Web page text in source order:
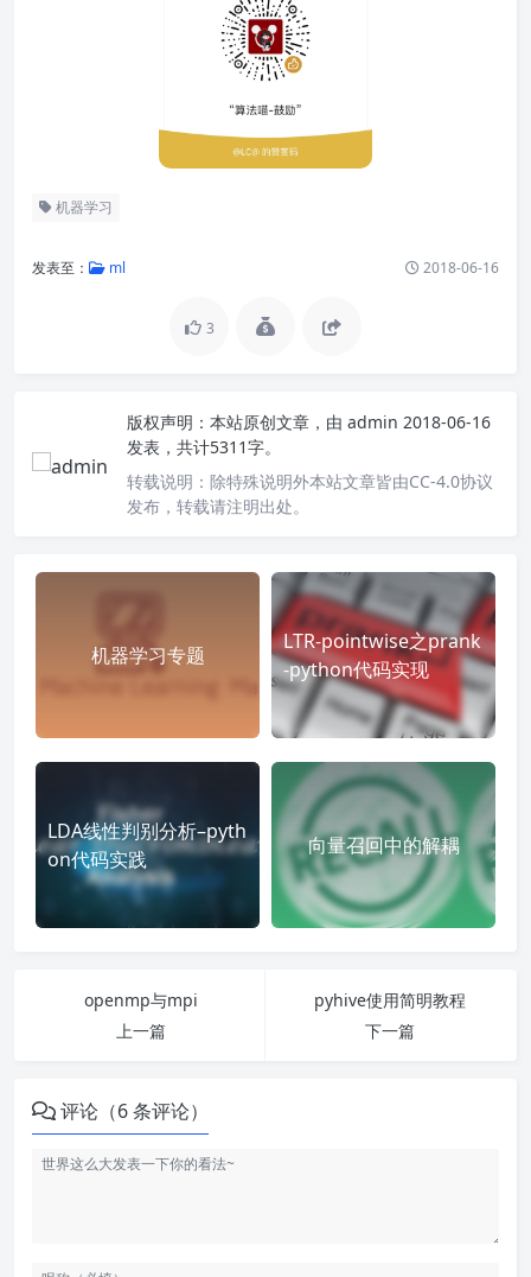
机器学习
发表至： ml 2018-06-16
3
版权声明： 本站原创文章，由 admin 2018-06-16
发表，共计5311字。
转载说明： 除特殊说明外本站文章皆由CC-4.0协议
发布，转载请注明出处。
机器学习专题
LTR-pointwise之prank
-python代码实现
LDA线性判别分析–pyth
on代码实践
向量召回中的解耦
openmp与mpi
上一篇
pyhive使用简明教程
下一篇
评论（6 条评论）